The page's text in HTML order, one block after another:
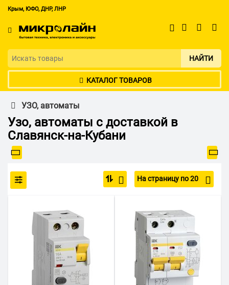
Крым, ЮФО, ДНР, ЛНР
НАЙТИ
КАТАЛОГ ТОВАРОВ
УЗО, автоматы
Узо, автоматы с доставкой в
Славянск-на-Кубани
На страницу по 20